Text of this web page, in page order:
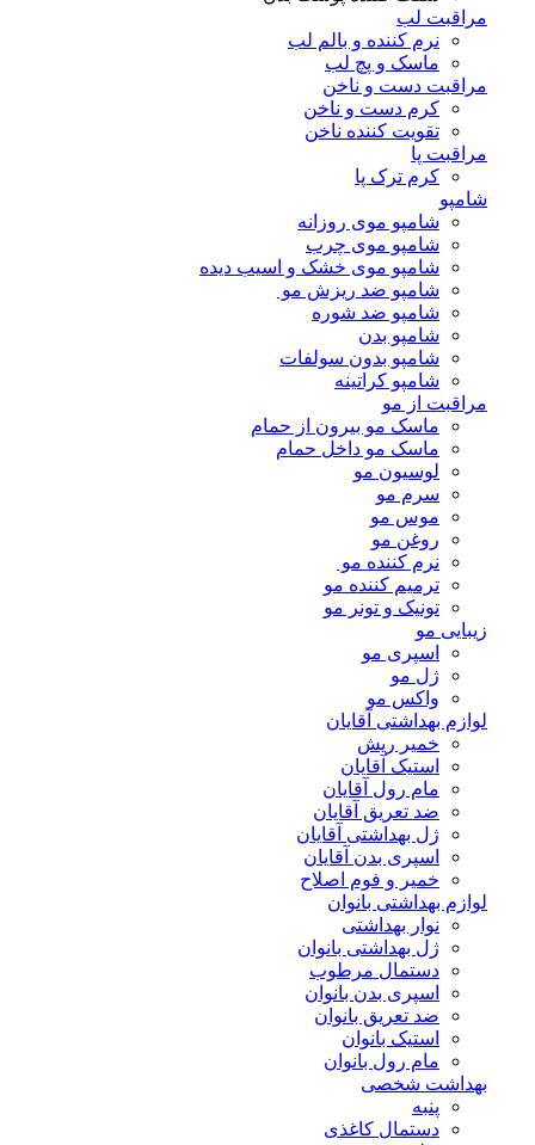
مراقبت لب
نرم کننده و بالم لب
ماسک و پچ لب
مراقبت دست و ناخن
کرم دست و ناخن
تقویت کننده ناخن
مراقبت پا
کرم ترک پا
شامپو
شامپو موی روزانه
شامپو موی چرب
شامپو موی خشک و اسیب دیده
شامپو ضد ریزش مو
شامپو ضد شوره
شامپو بدن
شامپو بدون سولفات
شامپو کراتینه
مراقبت از مو
ماسک مو بیرون از حمام
ماسک مو داخل حمام
لوسیون مو
سرم مو
موس مو
روغن مو
نرم کننده مو
ترمیم کننده مو
تونیک و تونر مو
زیبایی مو
اسپری مو
ژل مو
واکس مو
لوازم بهداشتی آقایان
خمیر ریش
استیک آقایان
مام رول آقایان
ضد تعریق آقایان
ژل بهداشتی آقایان
اسپری بدن آقایان
خمیر و فوم اصلاح
لوازم بهداشتی بانوان
نوار بهداشتی
ژل بهداشتی بانوان
دستمال مرطوب
اسپری بدن بانوان
ضد تعریق بانوان
استیک بانوان
مام رول بانوان
بهداشت شخصی
پنبه
دستمال کاغذی